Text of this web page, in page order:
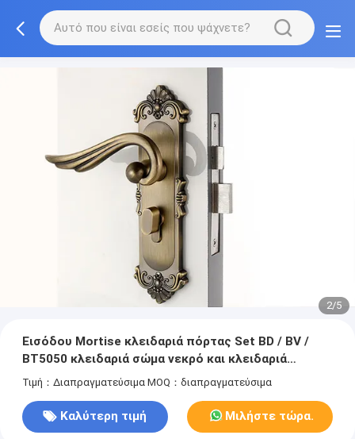
2/5
Εισόδου Mortise κλειδαριά πόρτας Set BD / BV /
BT5050 κλειδαριά σώμα νεκρό και κλειδαριά
μπουλόνι
Τιμή：Διαπραγματεύσιμα MOQ：διαπραγματεύσιμα
Καλύτερη τιμή Μιλήστε τώρα.